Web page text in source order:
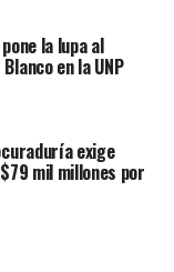
la lupa al
en la UNP
exige
mil millones por